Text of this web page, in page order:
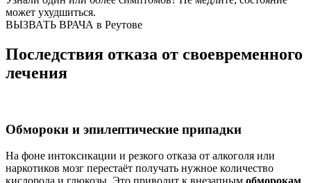
может ухудшиться.
ВЫЗВАТЬ ВРАЧА в Реутове
Последствия отказа от своевременного
лечения
Обмороки и эпилептические припадки
На фоне интоксикации и резкого отказа от алкоголя или
наркотиков мозг перестаёт получать нужное количество